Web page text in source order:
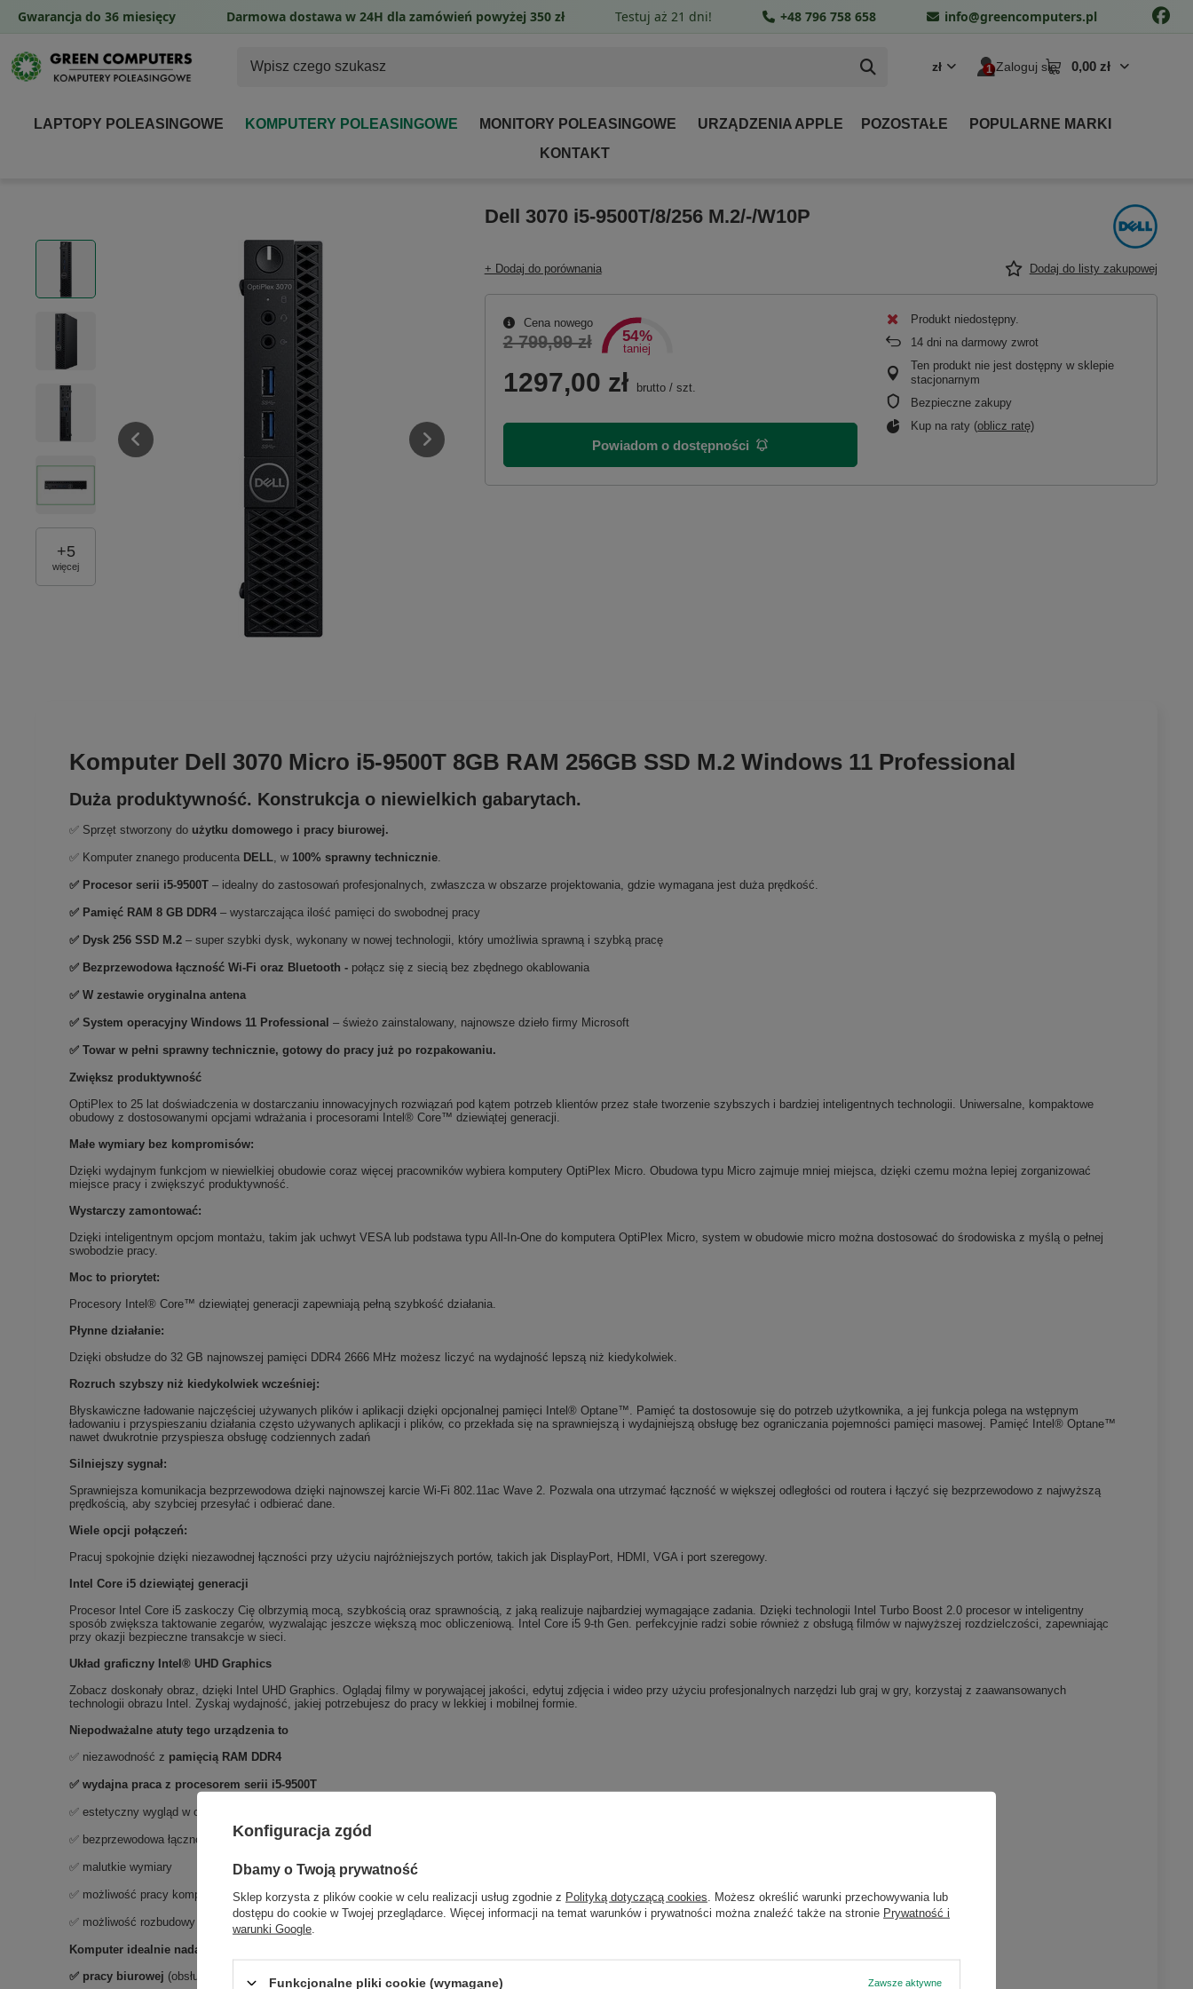
zł Zaloguj się 0,00 zł
LAPTOPY POLEASINGOWE KOMPUTERY POLEASINGOWE MONITORY POLEASINGOWE URZĄDZENIA APPLE POZOSTAŁE
POPULARNE MARKI
KONTAKT
+5
więcej
Dell 3070 i5-9500T/8/256 M.2/-/W10P
+ Dodaj do porównania Dodaj do listy zakupowej
Cena nowego
2 799,99 zł 54%
taniej
1297,00 zł brutto/ szt.
Powiadom o dostępności
Produkt niedostępny
14 dni na darmowy zwrot
Ten produkt nie jest dostępny w sklepie
stacjonarnym
Bezpieczne zakupy
Kup na raty (oblicz ratę)
Komputer Dell 3070 Micro i5-9500T 8GB RAM 256GB SSD M.2 Windows 11 Professional
Duża produktywność. Konstrukcja o niewielkich gabarytach.
✅ Sprzęt stworzony do użytku domowego i pracy biurowej.
✅ Komputer znanego producenta DELL, w 100% sprawny technicznie.
✅ Procesor serii i5-9500T– idealny do zastosowań profesjonalnych, zwłaszcza w obszarze projektowania, gdzie wymagana jest duża prędkość.
✅ Pamięć RAM 8 GB DDR4 – wystarczająca ilość pamięci do swobodnej pracy
✅ Dysk 256 SSD M.2 – super szybki dysk, wykonany w nowej technologii, który umożliwia sprawną i szybką pracę
✅ Bezprzewodowa łączność Wi-Fi oraz Bluetooth - połącz się z siecią bez zbędnego okablowania
✅ W zestawie oryginalna antena
✅System operacyjny Windows 11 Professional– świeżo zainstalowany, najnowsze dzieło firmy Microsoft
✅ Towar w pełni sprawny technicznie, gotowy do pracy już po rozpakowaniu.
Zwiększ produktywność
OptiPlex to 25 lat doświadczenia w dostarczaniu innowacyjnych rozwiązań pod kątem potrzeb klientów przez stałe tworzenie szybszych i bardziej inteligentnych technologii. Uniwersalne, kompaktowe
obudowy z dostosowanymi opcjami wdrażania i procesorami Intel® Core™ dziewiątej generacji.
Małe wymiary bez kompromisów:
Dzięki wydajnym funkcjom w niewielkiej obudowie coraz więcej pracowników wybiera komputery OptiPlex Micro. Obudowa typu Micro zajmuje mniej miejsca, dzięki czemu można lepiej zorganizować
miejsce pracy i zwiększyć produktywność.
Wystarczy zamontować:
Dzięki inteligentnym opcjom montażu, takim jak uchwyt VESA lub podstawa typu All-In-One do komputera OptiPlex Micro, system w obudowie micro można dostosować do środowiska z myślą o pełnej
swobodzie pracy.
Moc to priorytet:
Procesory Intel® Core™ dziewiątej generacji zapewniają pełną szybkość działania.
Płynne działanie:
Dzięki obsłudze do 32 GB najnowszej pamięci DDR4 2666 MHz możesz liczyć na wydajność lepszą niż kiedykolwiek.
Rozruch szybszy niż kiedykolwiek wcześniej:
Błyskawiczne ładowanie najczęściej używanych plików i aplikacji dzięki opcjonalnej pamięci Intel® Optane™. Pamięć ta dostosowuje się do potrzeb użytkownika, a jej funkcja polega na wstępnym
ładowaniu i przyspieszaniu działania często używanych aplikacji i plików, co przekłada się na sprawniejszą i wydajniejszą obsługę bez ograniczania pojemności pamięci masowej. Pamięć Intel® Optane™
nawet dwukrotnie przyspiesza obsługę codziennych zadań
Silniejszy sygnał:
Sprawniejsza komunikacja bezprzewodowa dzięki najnowszej karcie Wi-Fi 802.11ac Wave 2. Pozwala ona utrzymać łączność w większej odległości od routera i łączyć się bezprzewodowo z najwyższą
prędkością, aby szybciej przesyłać i odbierać dane.
Wiele opcji połączeń:
Pracuj spokojnie dzięki niezawodnej łączności przy użyciu najróżniejszych portów, takich jak DisplayPort, HDMI, VGA i port szeregowy.
Intel Core i5 dziewiątej generacji
Procesor Intel Core i5 zaskoczy Cię olbrzymią mocą, szybkością oraz sprawnością, z jaką realizuje najbardziej wymagające zadania. Dzięki technologii Intel Turbo Boost 2.0 procesor w inteligentny
sposób zwiększa taktowanie zegarów, wyzwalając jeszcze większą moc obliczeniową. Intel Core i5 9-th Gen. perfekcyjnie radzi sobie również z obsługą filmów w najwyższej rozdzielczości, zapewniając
przy okazji bezpieczne transakcje w sieci.
Układ graficzny Intel® UHD Graphics
Zobacz doskonały obraz, dzięki Intel UHD Graphics. Oglądaj filmy w porywającej jakości, edytuj zdjęcia i wideo przy użyciu profesjonalnych narzędzi lub graj w gry, korzystaj z zaawansowanych
technologii obrazu Intel. Zyskaj wydajność, jakiej potrzebujesz do pracy w lekkiej i mobilnej formie.
Niepodważalne atuty tego urządzenia to
✅ niezawodność z pamięcią RAM DDR4
✅ wydajna praca z procesorem serii i5-9500T
✅ estetyczny wygląd w obudowie
✅ bezprzewodowa łączność Wi-FiorazBluetooth
✅ malutkie wymiary
✅ możliwość pracy komputera w pozycji pionowej lub poziomej
✅ możliwość rozbudowy dla uzyskania lepszych osiągów w przyszłości
Komputer idealnie nadaje się do:
✅ pracy biurowej (obsługa programów sprzedażowych i fakturowych, edycja dokumentów, wyliczenia, tworzenie stron www)
Gwarancja do 36 miesięcy Darmowa dostawa w 24H dla zamówień powyżej 350 zł Testuj aż 21 dni! +48 796 758 658 info@greencomputers.pl
Konfiguracja zgód
Dbamy o Twoją prywatność
Sklep korzysta z plików cookie w celu realizacji usług zgodnie z Polityką dotyczącą cookies . Możesz określić warunki przechowywania lub
dostępu do cookie w Twojej przeglądarce. Więcej informacji na temat warunków i prywatności można znaleźć także na stronie Prywatność i
warunki Google
Funkcjonalne pliki cookie (wymagane) Zawsze aktywne